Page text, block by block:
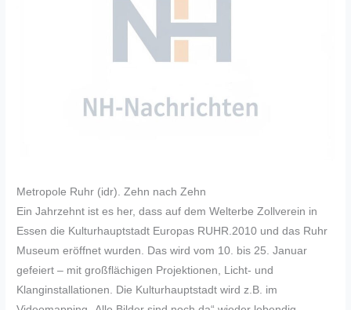
Metropole Ruhr (idr). Zehn nach Zehn
Ein Jahrzehnt ist es her, dass auf dem Welterbe Zollverein in
Essen die Kulturhauptstadt Europas RUHR.2010 und das Ruhr
Museum eröffnet wurden. Das wird vom 10. bis 25. Januar
gefeiert – mit großflächigen Projektionen, Licht- und
Klanginstallationen. Die Kulturhauptstadt wird z.B. im